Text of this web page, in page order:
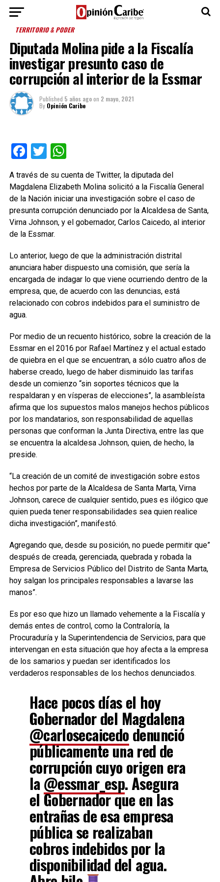
TERRITORIO & PODER
Diputada Molina pide a la Fiscalía
investigar presunto caso de
corrupción al interior de la Essmar
Published 5 años agoon 2 mayo, 2021
By Opinión Caribe
Facebook
TwitterWhatsApp
A través de su cuenta de Twitter, la diputada del
Magdalena Elizabeth Molina solicitó a la Fiscalía General
de la Nación iniciar una investigación sobre el caso de
presunta corrupción denunciado por la Alcaldesa de Santa,
Virna Johnson, y el gobernador, Carlos Caicedo, al interior
de la Essmar.
Lo anterior, luego de que la administración distrital
anunciara haber dispuesto una comisión, que sería la
encargada de indagar lo que viene ocurriendo dentro de la
empresa, que, de acuerdo con las denuncias, está
relacionado con cobros indebidos para el suministro de
agua.
Por medio de un recuento histórico, sobre la creación de la
Essmar en el 2016 por Rafael Martínez y el actual estado
de quiebra en el que se encuentran, a sólo cuatro años de
haberse creado, luego de haber disminuido las tarifas
desde un comienzo “sin soportes técnicos que la
respaldaran y en vísperas de elecciones”, la asambleísta
afirma que los supuestos malos manejos hechos públicos
por los mandatarios, son responsabilidad de aquellas
personas que conforman la Junta Directiva, entre las que
se encuentra la alcaldesa Johnson, quien, de hecho, la
preside.
“La creación de un comité de investigación sobre estos
hechos por parte de la Alcaldesa de Santa Marta, Virna
Johnson, carece de cualquier sentido, pues es ilógico que
quien pueda tener responsabilidades sea quien realice
dicha investigación”, manifestó.
Agregando que, desde su posición, no puede permitir que”
después de creada, gerenciada, quebrada y robada la
Empresa de Servicios Público del Distrito de Santa Marta,
hoy salgan los principales responsables a lavarse las
manos”.
Es por eso que hizo un llamado vehemente a la Fiscalía y
demás entes de control, como la Contraloría, la
Procuraduría y la Superintendencia de Servicios, para que
intervengan en esta situación que hoy afecta a la empresa
de los samarios y puedan ser identificados los
verdaderos responsables de los hechos denunciados.
Hace pocos días el hoy
Gobernador del Magdalena
@carlosecaicedo denunció
públicamente una red de
corrupción cuyo origen era
la@essmar_esp. Asegura
el Gobernador que en las
entrañas de esa empresa
pública se realizaban
cobros indebidos por la
disponibilidad del agua.